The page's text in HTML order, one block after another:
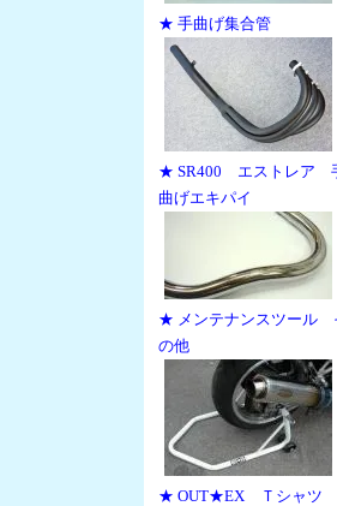
★ 手曲げ集合管
★ SR400 エストレア
曲げエキパイ
★ メンテナンスツール
の他
★ OUT★EX Ｔシャツ